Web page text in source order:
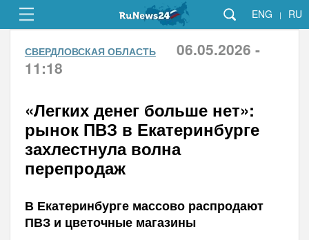
ENG | RU
СВЕРДЛОВСКАЯ ОБЛАСТЬ
06.05.2026 -
11:18
«Легких денег больше нет»:
рынок ПВЗ в Екатеринбурге
захлестнула волна
перепродаж
В Екатеринбурге массово распродают
ПВЗ и цветочные магазины